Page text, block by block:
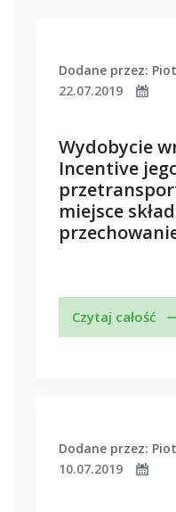
Dodane przez:
22.07.2019
Wydobycie
Incentive
miejsce
Czytaj całość
Dodane przez:
10.07.2019